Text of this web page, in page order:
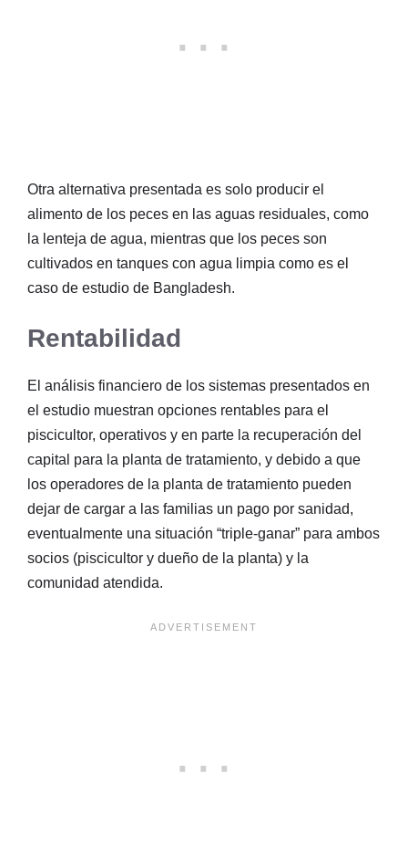
Otra alternativa presentada es solo producir el
alimento de los peces en las aguas residuales, como
la lenteja de agua, mientras que los peces son
cultivados en tanques con agua limpia como es el
caso de estudio de Bangladesh.
Rentabilidad
El análisis financiero de los sistemas presentados en
el estudio muestran opciones rentables para el
piscicultor, operativos y en parte la recuperación del
capital para la planta de tratamiento, y debido a que
los operadores de la planta de tratamiento pueden
dejar de cargar a las familias un pago por sanidad,
eventualmente una situación “triple-ganar” para ambos
socios (piscicultor y dueño de la planta) y la
comunidad atendida.